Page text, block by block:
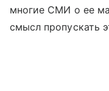
многие СМИ о ее
смысл пропускать